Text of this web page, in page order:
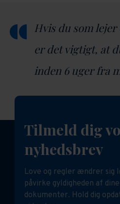
Hvis du som
er det vigtigt, at
inden 6 uger fra
Tilmeld dig
nyhedsbrev
Love og regler ændrer sig
påvirke gyldigheden af
dokumenter. Hold dig